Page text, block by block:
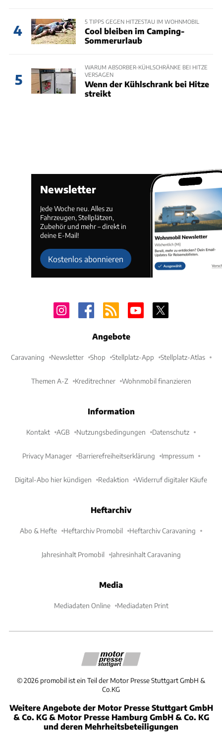
4
5 TIPPS GEGEN HITZESTAU IM WOHNMOBIL
Cool bleiben im Camping-
Sommerurlaub
5
WARUM ABSORBER-KÜHLSCHRÄNKE BEI HITZE
VERSAGEN
Wenn der Kühlschrank bei Hitze
streikt
Newsletter
Jede Woche neu. Alles zu
Fahrzeugen, Stellplätzen,
Zubehör und mehr – direkt in
deine E-Mail!
Kostenlos abonnieren
Angebote
Caravaning Newsletter Shop Stellplatz-App Stellplatz-Atlas
Themen A-Z Kreditrechner Wohnmobil finanzieren
Information
Kontakt AGB Nutzungsbedingungen Datenschutz
Privacy Manager Barrierefreiheitserklärung Impressum
Digital-Abo hier kündigen Redaktion Widerruf digitaler Käufe
Heftarchiv
Abo & Hefte Heftarchiv Promobil Heftarchiv Caravaning
Jahresinhalt Promobil Jahresinhalt Caravaning
Media
Mediadaten Online Mediadaten Print
©2026 promobil ist ein Teil der Motor Presse Stuttgart GmbH &
Co.KG
Weitere Angebote der Motor Presse Stuttgart GmbH
& Co. KG & Motor Presse Hamburg GmbH & Co. KG
und deren Mehrheitsbeteiligungen